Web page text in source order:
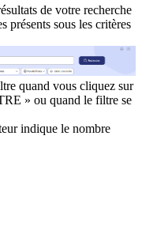
de votre recherche
présents sous les critères
quand vous cliquez sur
» ou quand le filtre se
indique le nombre